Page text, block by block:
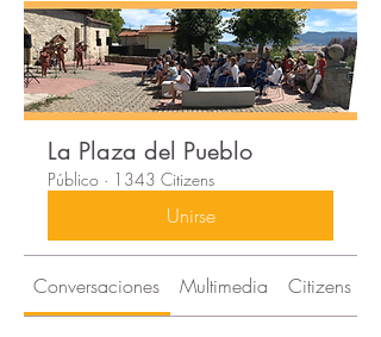
La Plaza del Pueblo
Público · 1343 Citizens
Unirse
Conversaciones Multimedia Citizens